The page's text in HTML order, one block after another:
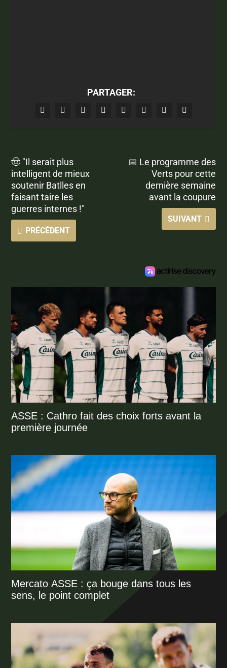
PARTAGER:
🤠 "Il serait plus
intelligent de mieux
soutenir Batlles en
faisant taire les
guerres internes !"
PRÉCÉDENT
📅 Le programme des
Verts pour cette
dernière semaine
avant la coupure
SUIVANT
ASSE : Cathro fait des choix forts avant la
première journée
Mercato ASSE : ça bouge dans tous les
sens, le point complet